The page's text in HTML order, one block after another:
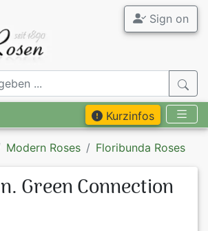
Sign on
Kurzinfos
Modern Roses Floribunda Roses
Green Connection